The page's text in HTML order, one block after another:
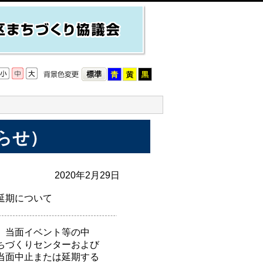
せ）
2020年2月29日
期について
当面イベント等の中
づくりセンターおよび
面中止または延期する